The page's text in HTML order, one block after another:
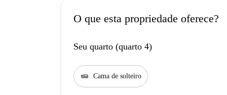
O que esta propriedade oferece?
Seu quarto (quarto 4)
airline_seat_flat Cama de solteiro